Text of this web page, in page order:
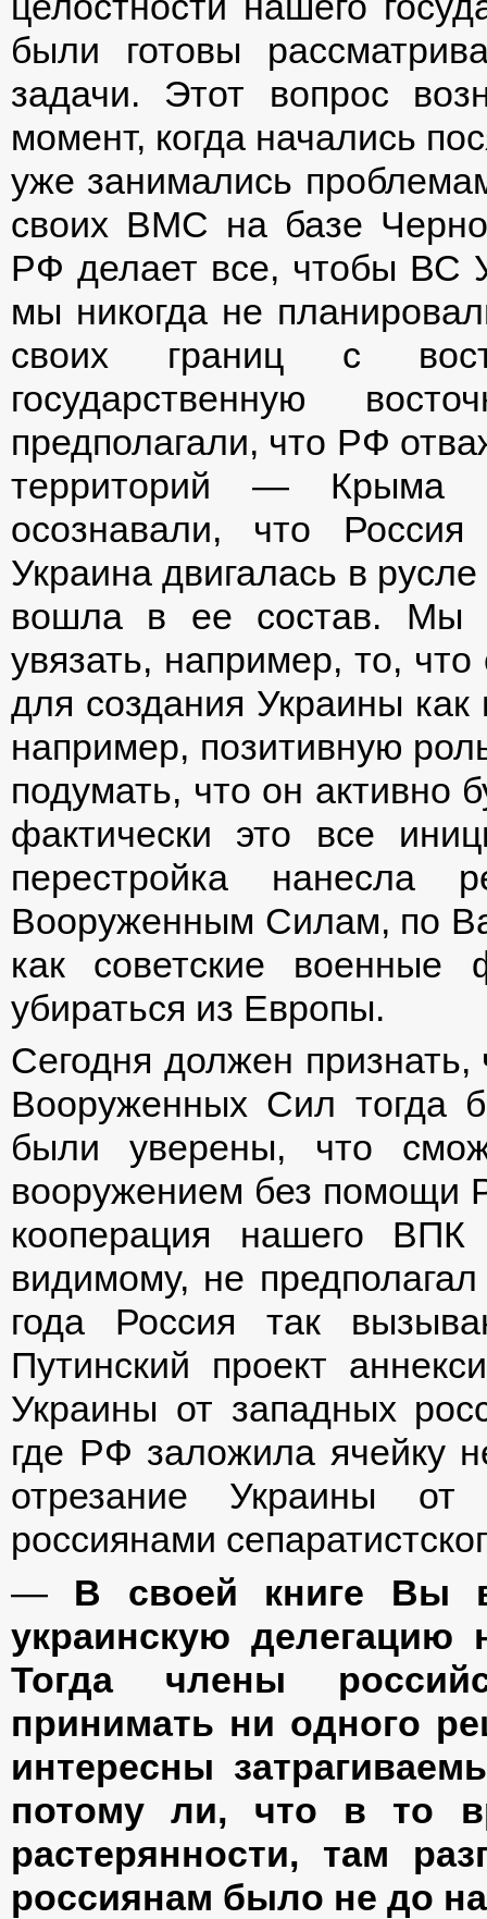
были готовы
задачи. Этот вопрос
момент, когда начались
уже занимались
своих ВМС на базе
РФ делает все, чтобы
мы никогда не
своих границ с
государственную
предполагали, что РФ
территорий — Крыма
осознавали, что
Украина двигалась в
вошла в ее состав. Мы
увязать, например, то,
для создания Украины как
например, позитивную
подумать, что он активно
фактически это все
перестройка нанесла
Вооруженным Силам, по
как советские
убираться из Европы.
Сегодня должен признать,
Вооруженных Сил тогда
были уверены, что
вооружением без помощи
кооперация нашего
видимому, не
года Россия так
Путинский проект
Украины от западных
где РФ заложила ячейку
отрезание Украины от
россиянами
— В своей книге Вы
украинскую делегацию
Тогда члены
принимать ни одного
интересны
потому ли, что в то
растерянности, там
россиянам было не до